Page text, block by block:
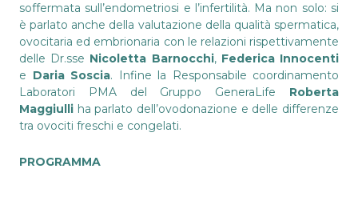
soffermata sull’endometriosi e l’infertilità. Ma non solo: si
è parlato anche della valutazione della qualità spermatica,
ovocitaria ed embrionaria con le relazioni rispettivamente
delle Dr.sse Nicoletta Barnocchi, Federica Innocenti
e Daria Soscia. Infine la Responsabile coordinamento
Laboratori PMA del Gruppo GeneraLife Roberta
Maggiulli ha parlato dell’ovodonazione e delle differenze
tra ovociti freschi e congelati.
PROGRAMMA